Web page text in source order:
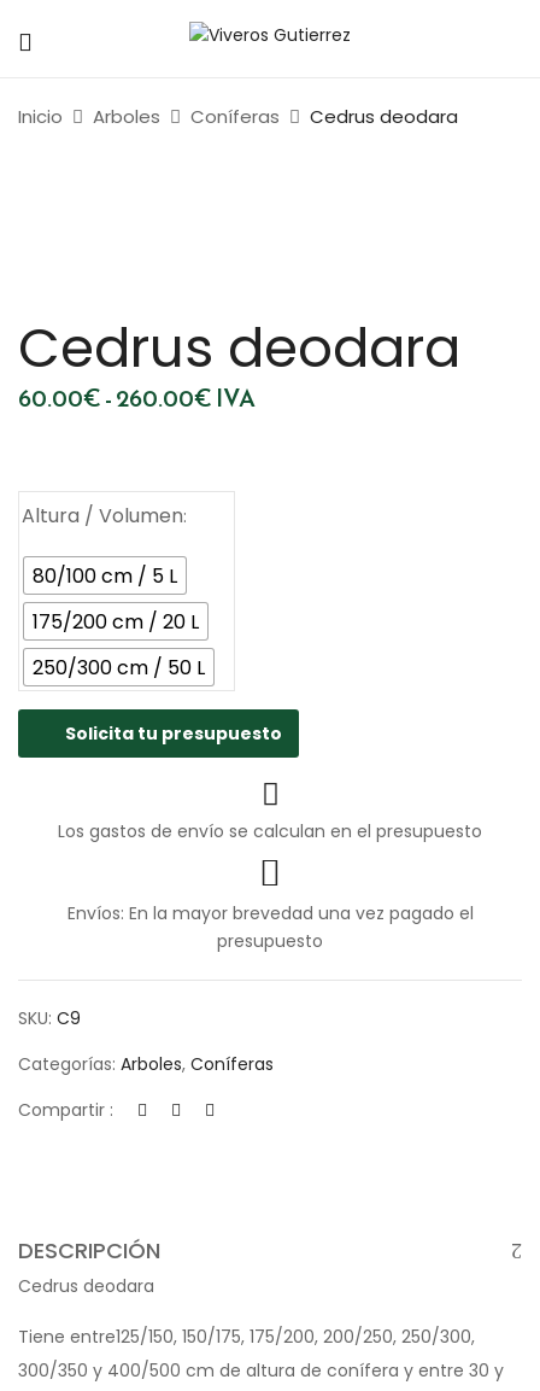
Inicio Arboles Coníferas Cedrus deodara
Cedrus deodara
60.00€-260.00€ Rango
de
hasta
260.00€
IVA
Altura / Volumen
80/100 cm / 5 L
175/200 cm / 20 L
250/300 cm / 50 L
Solicita tu presupuesto
Los gastos de envío se calculan en el presupuesto
Envíos: En la mayor brevedad una vez pagado el
presupuesto
SKU: C9
Categorías: Arboles, Coníferas
Compartir :
DESCRIPCIÓN
Cedrus deodara
Tiene entre125/150, 150/175, 175/200, 200/250, 250/300,
300/350 y 400/500 cm de altura de conífera y entre 30 y